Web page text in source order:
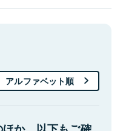
アルファベット順